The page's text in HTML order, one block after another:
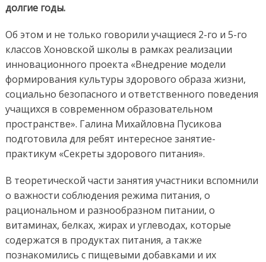
долгие годы.
Об этом и не только говорили учащиеся 2-го и 5-го
классов Хоновской школы в рамках реализации
инновационного проекта «Внедрение модели
формирования культуры здорового образа жизни,
социально безопасного и ответственного поведения
учащихся в современном образовательном
пространстве». Галина Михайловна Пусикова
подготовила для ребят интересное занятие-
практикум «Секреты здорового питания».
В теоретической части занятия участники вспомнили
о важности соблюдения режима питания, о
рациональном и разнообразном питании, о
витаминах, белках, жирах и углеводах, которые
содержатся в продуктах питания, а также
познакомились с пищевыми добавками и их